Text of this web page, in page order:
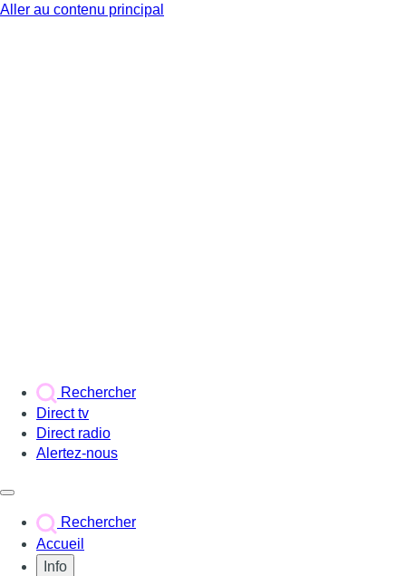
Aller au contenu principal
Rechercher
Direct tv
Direct radio
Alertez-nous
Rechercher
Accueil
Info